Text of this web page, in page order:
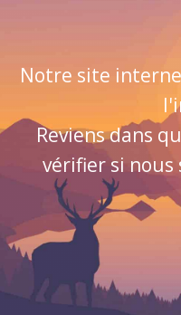
Notre site
Reviens dans
vérifier si nous